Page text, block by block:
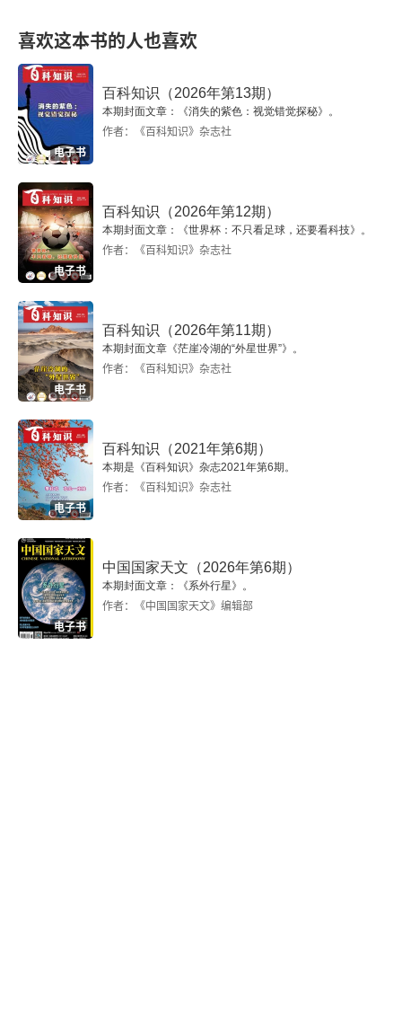
皇帝为何被称作“陛下”
霍尔木兹海峡兴盛于何时
从“乱世人”到“太平年”：走出五代十国
博物馆中的“劳动者”
一发何以系千钧
金榜百科真题
喜欢这本书的人也喜欢
电子书
百科知识（2026年第13期）
本期封面文章：《消失的紫色：视觉错觉探秘》。
作者：《百科知识》杂志社
电子书
百科知识（2026年第12期）
本期封面文章：《世界杯：不只看足球，还要看科技》。
作者：《百科知识》杂志社
电子书
百科知识（2026年第11期）
本期封面文章《茫崖冷湖的“外星世界”》。
作者：《百科知识》杂志社
电子书
百科知识（2021年第6期）
本期是《百科知识》杂志2021年第6期。
作者：《百科知识》杂志社
电子书
中国国家天文（2026年第6期）
本期封面文章：《系外行星》。
作者：《中国国家天文》编辑部